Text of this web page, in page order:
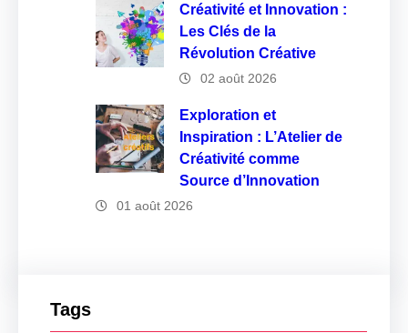
Créativité et Innovation :
Les Clés de la
Révolution Créative
02 août 2026
Exploration et
Inspiration : L’Atelier de
Créativité comme
Source d’Innovation
01 août 2026
Tags